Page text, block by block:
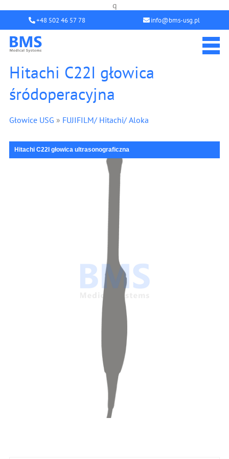
q
+48 502 46 57 78 info@bms-usg.pl
Hitachi C22I głowica
śródoperacyjna
Głowice USG » FUJIFILM/ Hitachi/ Aloka
Hitachi C22I głowica ultrasonograficzna